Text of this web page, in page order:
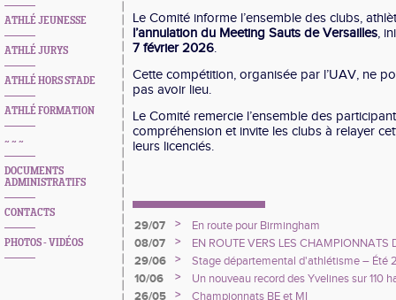
ATHLÉ JEUNESSE
ATHLÉ JURYS
ATHLÉ HORS STADE
ATHLÉ FORMATION
~ ~ ~
DOCUMENTS
ADMINISTRATIFS
CONTACTS
PHOTOS - VIDÉOS
Le Comité informe l’ensemble des clubs,
l’annulation du Meeting Sauts de Versailles,
7 février 2026.
Cette compétition, organisée par l’UAV, ne
pas avoir lieu.
Le Comité remercie l’ensemble des
compréhension et invite les clubs à relayer
leurs licenciés.
29/07 >
En route pour Birmingham
08/07
>
EN ROUTE VERS LES CHAMPIONNATS
29/06
>
Stage départemental d'athlétisme – Été
10/06
>
Un nouveau record des Yvelines sur 110
26/05
>
Championnats BE et MI